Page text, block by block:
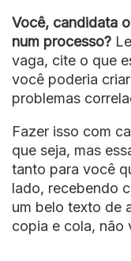
Você, candidata
num processo?
vaga, cite o que
você poderia
problemas
Fazer isso com
que seja, mas
tanto para você
lado, recebendo
um belo texto de
copia e cola, não